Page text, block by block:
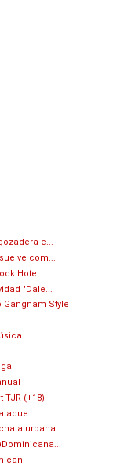
e...
com...
Hotel
"Dale...
Gangnam Style
(+18)
urbana